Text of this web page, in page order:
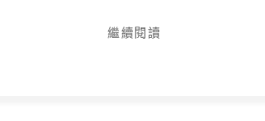
繼續閱讀